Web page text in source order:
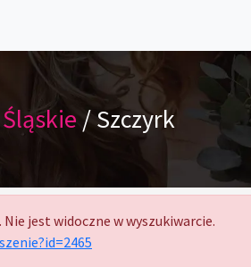
Śląskie / Szczyrk
jest widoczne w wyszukiwarcie.